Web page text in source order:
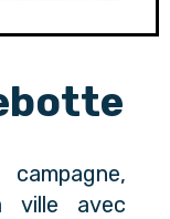
ville avec